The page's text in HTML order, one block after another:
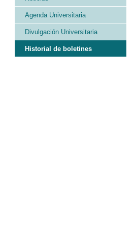
Agenda Universitaria
Divulgación Universitaria
Historial de boletines